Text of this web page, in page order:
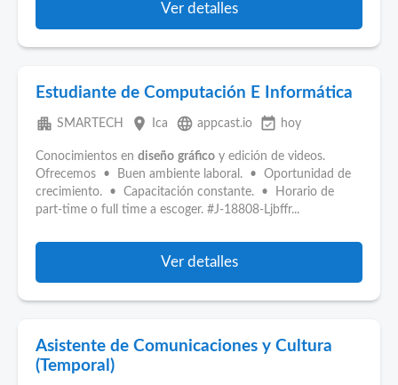
Ver detalles
Estudiante de Computación E Informática
apartment SMARTECH place Ica language appcast.io event_available hoy
Conocimientos en diseño gráfico y edición de videos.
Ofrecemos • Buen ambiente laboral. • Oportunidad de
crecimiento. • Capacitación constante. • Horario de
part‑time o full time a escoger. #J-18808-Ljbffr...
Ver detalles
Asistente de Comunicaciones y Cultura
(Temporal)